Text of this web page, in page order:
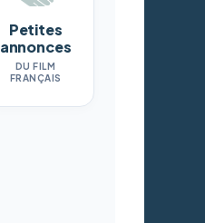
Petites
annonces
DU FILM
FRANÇAIS